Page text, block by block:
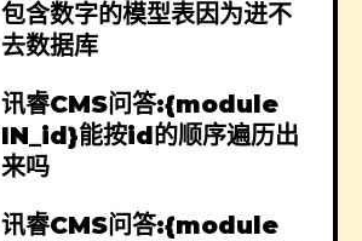
包含数字的模型表因为进不
去数据库
讯睿CMS问答:{module
IN_id}能按id的顺序遍历出
来吗
讯睿CMS问答:{module